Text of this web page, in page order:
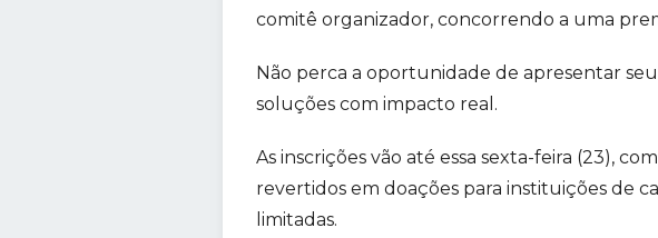
comitê organizador, concorrendo a uma
Não perca a oportunidade de apresentar
soluções com impacto real.
As inscrições vão até essa sexta-feira (23),
revertidos em doações para instituições de
limitadas.